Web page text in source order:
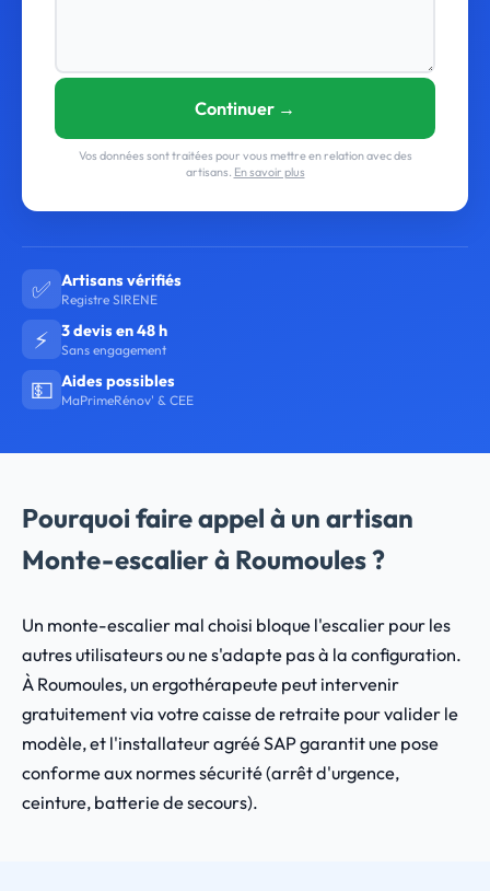
Continuer →
Vos données sont traitées pour vous mettre en relation avec des
artisans. En savoir plus
✅ Artisans vérifiés
Registre SIRENE
⚡ 3 devis en 48 h
Sans engagement
💵 Aides possibles
MaPrimeRénov' & CEE
Pourquoi faire appel à un artisan
Monte-escalier à Roumoules ?
Un monte-escalier mal choisi bloque l'escalier pour les
autres utilisateurs ou ne s'adapte pas à la configuration.
À Roumoules, un ergothérapeute peut intervenir
gratuitement via votre caisse de retraite pour valider le
modèle, et l'installateur agréé SAP garantit une pose
conforme aux normes sécurité (arrêt d'urgence,
ceinture, batterie de secours).